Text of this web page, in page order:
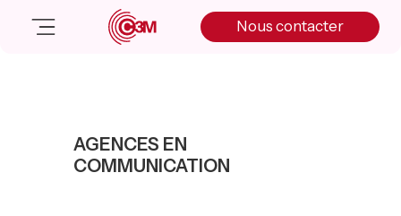
Nous contacter
Salle de presse
AGENCES EN
COMMUNICATION